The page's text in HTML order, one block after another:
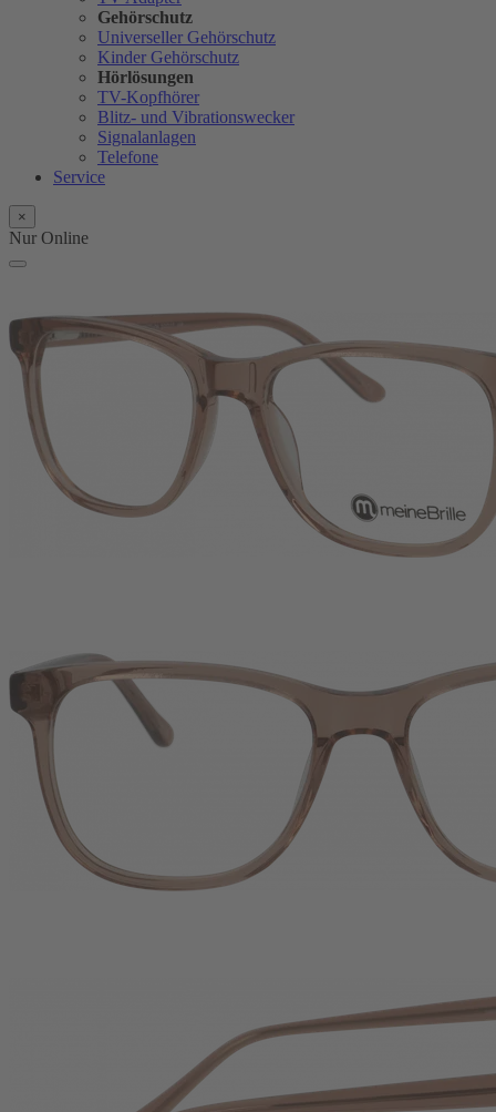
Gehörschutz
Universeller Gehörschutz
Kinder Gehörschutz
Hörlösungen
TV-Kopfhörer
Blitz- und Vibrationswecker
Signalanlagen
Telefone
Service
×
Nur Online